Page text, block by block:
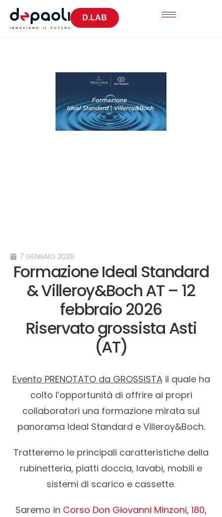
D.LAB
7 GENNAIO 2026
Formazione Ideal Standard
& Villeroy&Boch AT – 12
febbraio 2026
Riservato grossista Asti
(AT)
Evento PRENOTATO da GROSSISTAil quale ha
colto l’opportunità di offrire ai propri
collaboratori una formazione mirata sul
panorama Ideal Standard e Villeroy&Boch.
Tratteremo le principali caratteristiche della
rubinetteria, piatti doccia, lavabi, mobili e
sistemi di scarico e cassette.
Saremo in Corso Don Giovanni Minzoni, 180,